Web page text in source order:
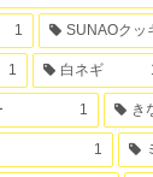
1 SUNAOクッ
1 白ネギ
1 き
1